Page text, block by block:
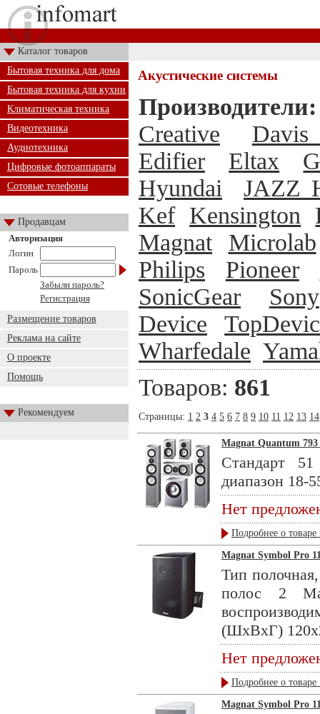
Каталог товаров
Бытовая техника для дома
Бытовая техника для кухни
Климатическая техника
Видеотехника
Аудиотехника
Цифровые фотоаппараты
Сотовые телефоны
Продавцам
Авторизация
Логин
Пароль
Забыли пароль?
Регистрация
Размещение товаров
Реклама на сайте
О проекте
Помощь
Рекомендуем
Акустические системы
Производители:
Creative
Davis
Edifier
Eltax
Hyundai
JAZZ
Kef Kensington
Magnat
Microlab
Philips
Pioneer
SonicGear
Sony
Device
Wharfedale
Товаров: 861
Страницы: 1 2 3 4 5 6 7 8 9 10 11 12 13 14
Magnat Quantum 793
Стандарт
диапазон 18-
Нет
Подробнее о товаре
Magnat Symbol Pro
Тип
полос 2
(ШхВхГ)
Нет
Подробнее о товаре
Magnat Symbol Pro